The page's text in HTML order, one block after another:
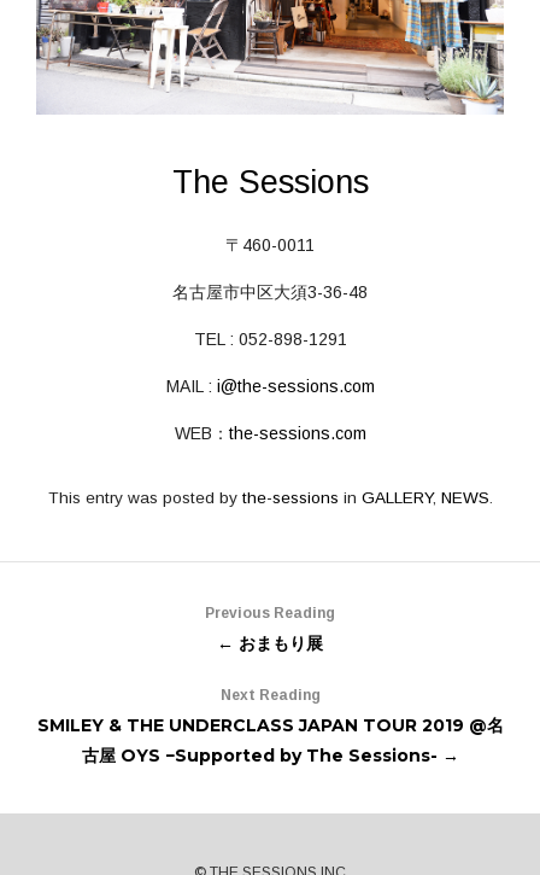
The Sessions
〒460-0011
名古屋市中区大須3-36-48
TEL : 052-898-1291
MAIL : i@the-sessions.com
WEB： the-sessions.com
This entry was posted by the-sessions in GALLERY, NEWS
Previous Reading
← おまもり展
Next Reading
SMILEY & THE UNDERCLASS JAPAN TOUR 2019 @名
古屋 OYS −Supported by The Sessions- →